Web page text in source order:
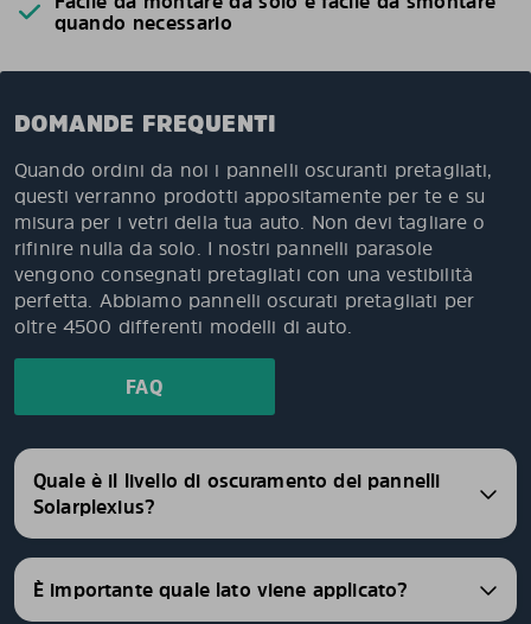
quando necessario
DOMANDE FREQUENTI
Quando ordini da noi i pannelli oscuranti pretagliati,
questi verranno prodotti appositamente per te e su
misura per i vetri della tua auto. Non devi tagliare o
rifinire nulla da solo. I nostri pannelli parasole
vengono consegnati pretagliati con una vestibilità
perfetta. Abbiamo pannelli oscurati pretagliati per
oltre 4500 differenti modelli di auto.
FAQ
Quale è il livello di oscuramento dei pannelli
Solarplexius?
È importante quale lato viene applicato?